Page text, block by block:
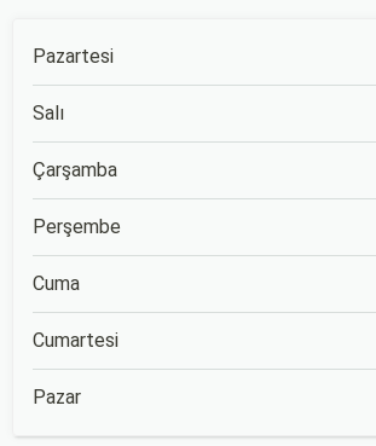
Pazartesi
Salı
Çarşamba
Perşembe
Cuma
Cumartesi
Pazar